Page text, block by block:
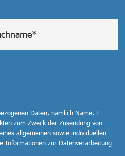
Daten, nämlich Name, E-
zum Zweck der Zusendung von
allgemeinen sowie individuellen
Informationen zur Datenverarbeitung